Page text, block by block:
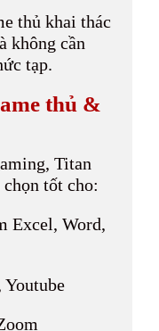
thủ khai thác
không cần
tạp.
thủ &
Titan
tốt cho:
Excel, Word,